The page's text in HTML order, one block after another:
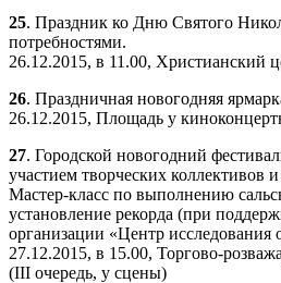
25. Праздник ко Дню Святого
потребностями.
26.12.2015, в 11.00, Христианский
26. Праздничная новогодняя
26.12.2015, Площадь у
27. Городской новогодний
участием творческих коллективов
Мастер-класс по выполнению
установление рекорда (при
организации «Центр исследования
27.12.2015, в 15.00, Торгово-
(III очередь, у сцены)